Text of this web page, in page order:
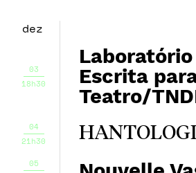
dez
03
18h30
Laboratório
Escrita
Teatro/
04
21h30
05